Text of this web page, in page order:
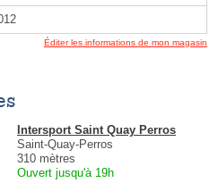
Éditer les informations de mon magasin
Intersport Saint Quay Perros
Saint-Quay-Perros
310 mètres
Ouvert jusqu'à 19h